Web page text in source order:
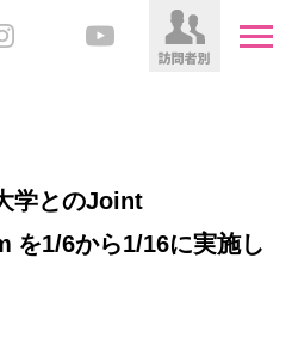
学とのJoint
1/6から1/16に実施し